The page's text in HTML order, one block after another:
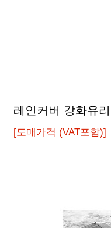
레인커버 강화유
[도매가격 (VAT포함)]